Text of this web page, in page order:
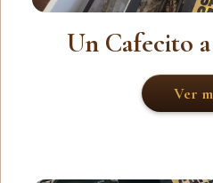
Un Cafecito
Ver